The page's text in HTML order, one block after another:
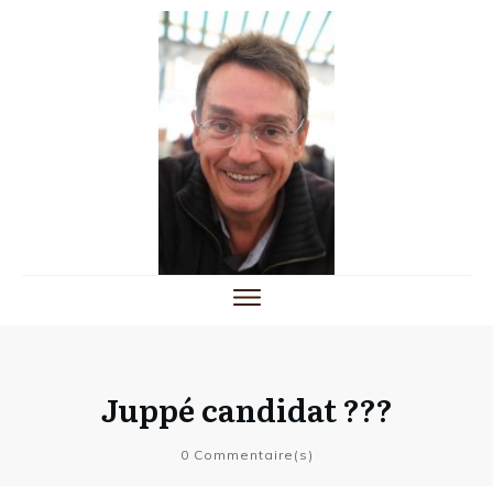
Juppé candidat ???
0 Commentaire(s)